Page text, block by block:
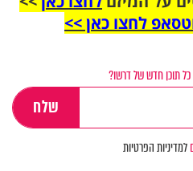
לחצו כאן >>
תוכן חדש של דרשו?
למדיניות הפרטיות